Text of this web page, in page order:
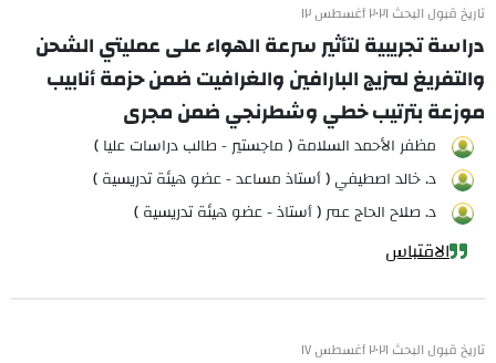
تاريخ قبول البحث ٢٠٢١ أغسطس ١٢
دراسة تجريبية لتأثير سرعة الهواء على عمليتي الشحن
والتفريغ لمزيج البارافين والغرافيت ضمن حزمة أنابيب
موزعة بترتيب خطي وشطرنجي ضمن مجرى
مظفر الأحمد السلامة ( ماجستير - طالب دراسات عليا )
د. خالد اصطيفي ( أستاذ مساعد - عضو هيئة تدريسية )
د. صلاح الحاج عمر ( أستاذ - عضو هيئة تدريسية )
الاقتباس
تاريخ قبول البحث ٢٠٢١ أغسطس ١٧